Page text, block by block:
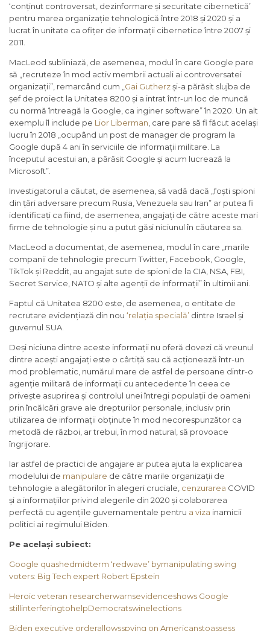
‘conținut controversat, dezinformare și securitate cibernetică’
pentru marea organizație tehnologică între 2018 și 2020 și a
lucrat în unitate ca ofițer de informații cibernetice între 2007 și
2011.
MacLeod subliniază, de asemenea, modul în care Google pare
să „recruteze în mod activ membrii actuali ai controversatei
organizații”, remarcând cum „Gai Gutherzși-a părăsit slujba de
șef de proiect la Unitatea 8200 și a intrat într-un loc de muncă
cu normă întreagă la Google, ca inginer software” în 2020. Un alt
exemplu îl include pe Lior Liberman, care pare să fi făcut același
lucru în 2018 „ocupând un post de manager de program la
Google după 4 ani în serviciile de informații militare. La
începutul acestui an, a părăsit Google și acum lucrează la
Microsoft”.
Investigatorul a căutat, de asemenea, să vadă dacă „foști spioni
din țări adversare precum Rusia, Venezuela sau Iran” ar putea fi
identificați ca fiind, de asemenea, angajați de către aceste mari
firme de tehnologie și nu a putut găsi niciunul în căutarea sa.
MacLeod a documentat, de asemenea, modul în care „marile
companii de tehnologie precum Twitter, Facebook, Google,
TikTok și Reddit, au angajat sute de spioni de la CIA, NSA, FBI,
Secret Service, NATO și alte agenții de informații” în ultimii ani.
Faptul că Unitatea 8200 este, de asemenea, o entitate de
recrutare evidențiază din nou ‘relația specială’ dintre Israel și
guvernul SUA.
Deși niciuna dintre aceste informații nu oferă dovezi că vreunul
dintre acești angajați este o cârtiță sau că acționează într-un
mod problematic, numărul mare de astfel de persoane dintr-o
agenție militară de informații cu antecedente în ceea ce
privește asuprirea și controlul unei întregi populații de oameni
prin încălcări grave ale drepturilor personale, inclusiv prin
utilizarea de informații obținute în mod necorespunzător ca
metodă de război, ar trebui, în mod natural, să provoace
îngrijorare.
Iar astfel de practici de angajare ar putea ajuta la explicarea
modelului de manipulare de către marile organizații de
tehnologie a alegătorilor în alegeri cruciale, cenzurarea COVID
și a informațiilor privind alegerile din 2020 și colaborarea
perfectă cu agențiile guvernamentale pentru a viza inamicii
politici ai regimului Biden.
Pe același subiect:
Google quashedmidterm ‘redwave’ bymanipulating swing
voters: Big Tech expert Robert Epstein
Heroic veteran researcherwarnsevidenceshows Google
stillinterferingtohelpDemocratswinelections
Biden executive orderallowsspying on Americanstoassess